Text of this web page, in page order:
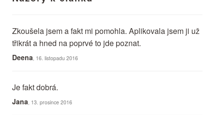
Zkoušela jsem a fakt mi pomohla. Aplikovala jsem ji už
třikrát a hned na poprvé to jde poznat.
Deena , 16. listopadu 2016
Je fakt dobrá.
Jana , 13. prosince 2016